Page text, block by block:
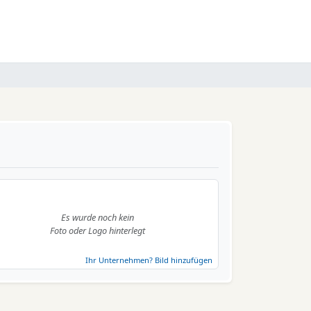
Es wurde noch kein
Foto oder Logo hinterlegt
Ihr Unternehmen? Bild hinzufügen